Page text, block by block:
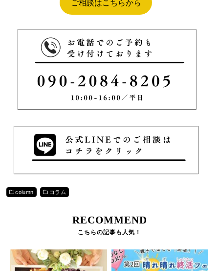
ご相談はこちらから
column コラム
RECOMMEND